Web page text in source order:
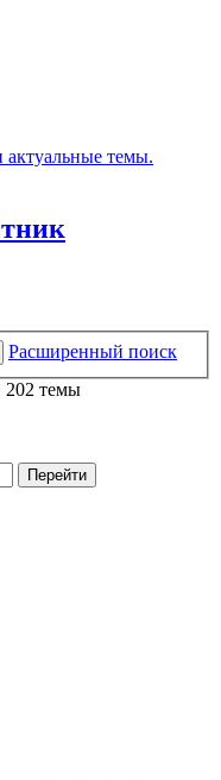
темы.
Расширенный поиск
202 темы